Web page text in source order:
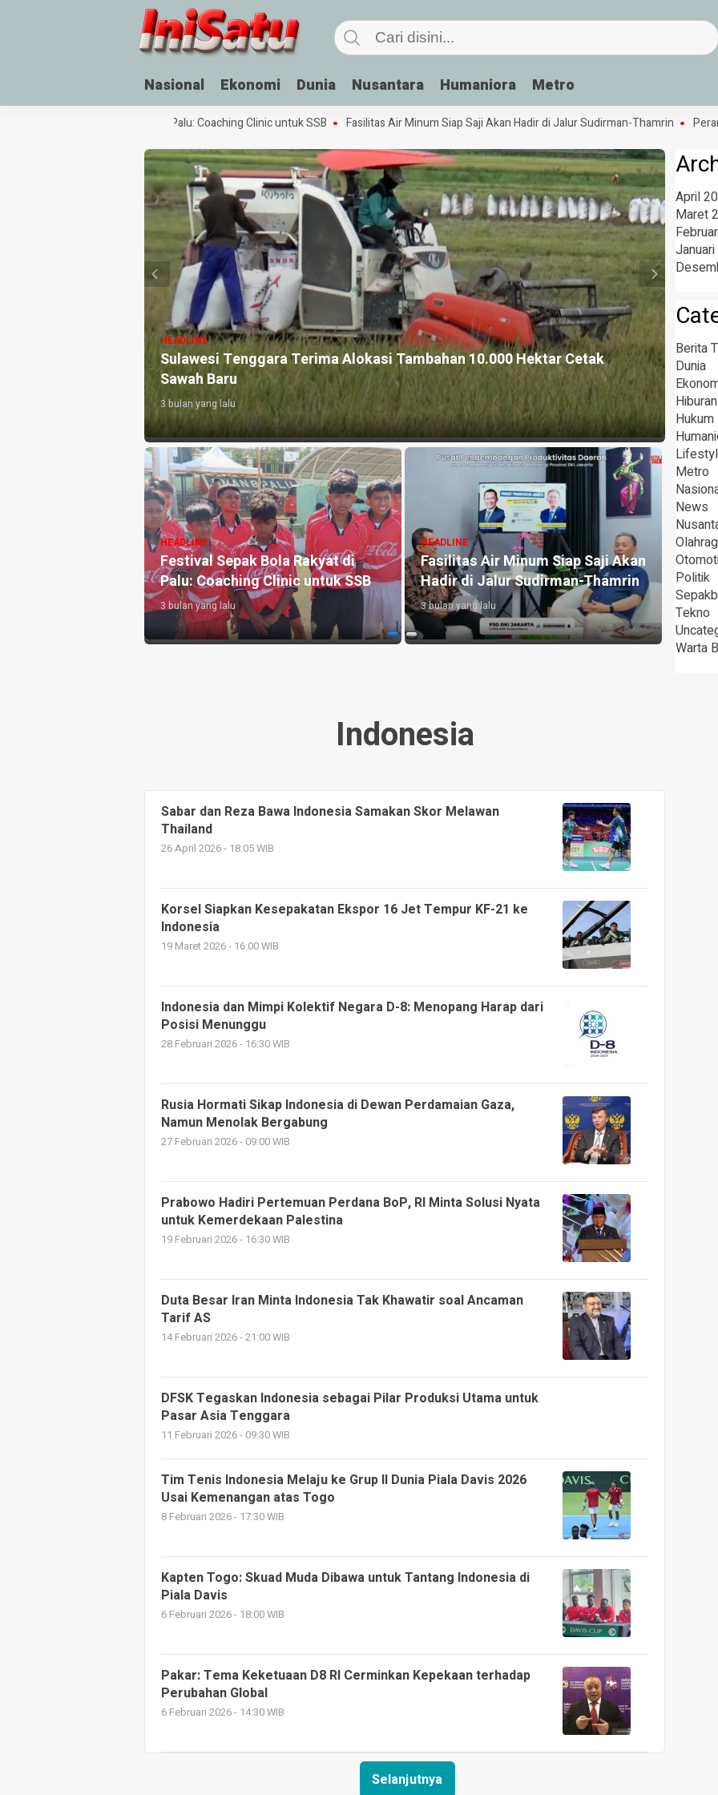
Nasional Ekonomi Dunia Nusantara Humaniora Metro
Sepak Bola Rakyat di Palu: Coaching Clinic untuk SSB Fasilitas Air Minum Siap Saji Akan Hadir di Jalur Sudirman-Thamrin Peran
HEADLINE
Sulawesi Tenggara Terima Alokasi Tambahan 10.000 Hektar Cetak
Sawah Baru
3 bulan yang lalu
HEADLINE
Festival Sepak Bola Rakyat di
Palu: Coaching Clinic untuk SSB
3 bulan yang lalu
HEADLINE
Fasilitas Air Minum Siap Saji Akan
Hadir di Jalur Sudirman-Thamrin
3 bulan yang lalu
3 bulan
3 bulan
Indonesia
Sabar dan Reza Bawa Indonesia Samakan Skor Melawan
Thailand
26 April 2026 - 18:05 WIB
Korsel Siapkan Kesepakatan Ekspor 16 Jet Tempur KF-21 ke
Indonesia
19 Maret 2026 - 16:00 WIB
Indonesia dan Mimpi Kolektif Negara D-8: Menopang Harap dari
Posisi Menunggu
28 Februari 2026 - 16:30 WIB
Rusia Hormati Sikap Indonesia di Dewan Perdamaian Gaza,
Namun Menolak Bergabung
27 Februari 2026 - 09:00 WIB
Prabowo Hadiri Pertemuan Perdana BoP, RI Minta Solusi Nyata
untuk Kemerdekaan Palestina
19 Februari 2026 - 16:30 WIB
Duta Besar Iran Minta Indonesia Tak Khawatir soal Ancaman
Tarif AS
14 Februari 2026 - 21:00 WIB
DFSK Tegaskan Indonesia sebagai Pilar Produksi Utama untuk
Pasar Asia Tenggara
11 Februari 2026 - 09:30 WIB
Tim Tenis Indonesia Melaju ke Grup II Dunia Piala Davis 2026
Usai Kemenangan atas Togo
8 Februari 2026 - 17:30 WIB
Kapten Togo: Skuad Muda Dibawa untuk Tantang Indonesia di
Piala Davis
6 Februari 2026 - 18:00 WIB
Pakar: Tema Keketuaan D8 RI Cerminkan Kepekaan terhadap
Perubahan Global
6 Februari 2026 - 14:30 WIB
Selanjutnya
April
Maret
Berita
Dunia
Hiburan
Hukum
Metro
News
Politik
Tekno
Warta